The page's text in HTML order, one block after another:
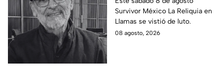
Reliquia en Llamas
Survivor México La Reliquia en
Llamas se vistió de luto.
08 agosto, 2026